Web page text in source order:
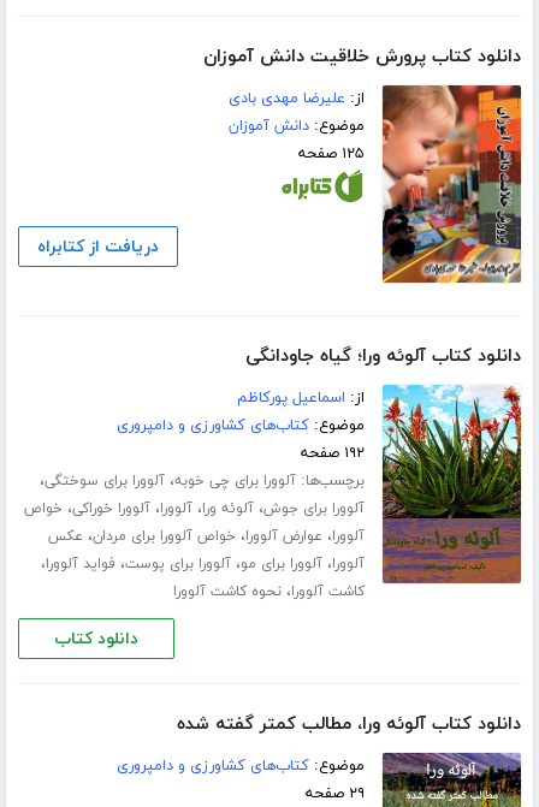
دانلود کتاب پرورش خلاقیت دانش آموزان
از: علیرضا مهدی بادی
موضوع:دانش آموزان
۱۲۵ صفحه
دریافت از کتابراه
دانلود کتاب آلوئه ورا؛ گیاه جاودانگی
از: اسماعیل پورکاظم
موضوع:کتاب‌های کشاورزی و دامپروری
۱۹۲ صفحه
برچسب‌ها:آلوورا برای چی خوبه،آلوورا برای سوختگی،
آلوورا برای جوش،آلوئه ورا،آلوورا،آلوورا خوراکی، خواص
آلوورا، عوارض آلوورا، خواص آلوورا برای مردان، عکس
آلوورا،آلوورا برای مو،آلوورا برای پوست، فواید آلوورا،
کاشت آلوورا،نحوه کاشت آلوورا
دانلود کتاب
دانلود کتاب آلوئه ورا، مطالب کمتر گفته شده
موضوع:کتاب‌های کشاورزی و دامپروری
۲۹ صفحه